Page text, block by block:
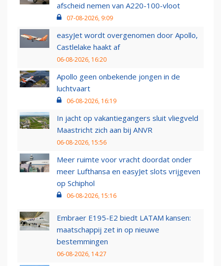
afscheid nemen van A220-100-vloot
07-08-2026, 9:09
easyJet wordt overgenomen door Apollo,
Castlelake haakt af
06-08-2026, 16:20
Apollo geen onbekende jongen in de
luchtvaart
06-08-2026, 16:19
In jacht op vakantiegangers sluit vliegveld
Maastricht zich aan bij ANVR
06-08-2026, 15:56
Meer ruimte voor vracht doordat onder
meer Lufthansa en easyJet slots vrijgeven
op Schiphol
06-08-2026, 15:16
Embraer E195-E2 biedt LATAM kansen:
maatschappij zet in op nieuwe
bestemmingen
06-08-2026, 14:27